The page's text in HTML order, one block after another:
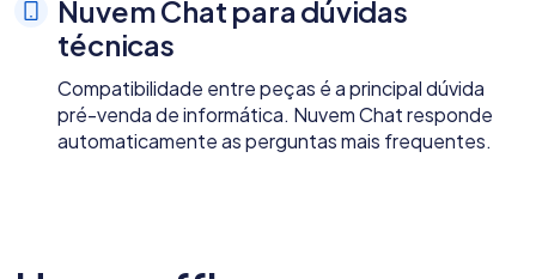
Nuvem Chat para dúvidas
técnicas
Compatibilidade entre peças é a principal dúvida
pré-venda de informática. Nuvem Chat responde
automaticamente as perguntas mais frequentes.